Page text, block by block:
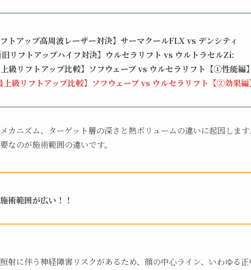
トアップ高周波レーザー対決】サーマクールFLX vs デンシティ
リフトアップハイフ対決】ウルセラリフト vs ウルトラセルZi:
級リフトアップ比較】ソフウェーブ vs ウルセラリフト【①性能編
級リフトアップ比較】ソフウェーブ vs ウルセラリフト【②効果編
カニズム、ターゲット層の深さと熱ボリュームの違いに起因しま
なのが施術範囲の違いです。
術範囲が広い！！
射に伴う神経障害リスクがあるため、顔の中心ライン、いわゆる